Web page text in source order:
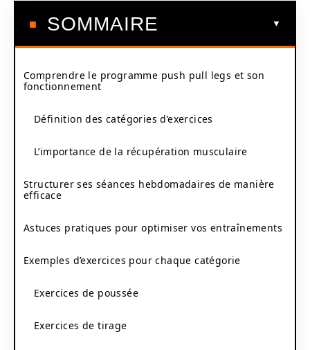
SOMMAIRE
Comprendre le programme push pull legs et son
fonctionnement
Définition des catégories d’exercices
L’importance de la récupération musculaire
Structurer ses séances hebdomadaires de manière
efficace
Astuces pratiques pour optimiser vos entraînements
Exemples d’exercices pour chaque catégorie
Exercices de poussée
Exercices de tirage